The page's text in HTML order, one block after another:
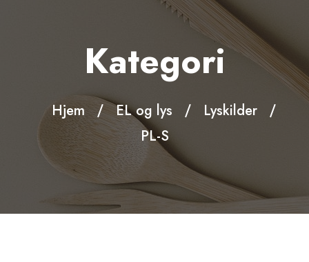
Kategori
Hjem EL og lys
Lyskilder
PL-S